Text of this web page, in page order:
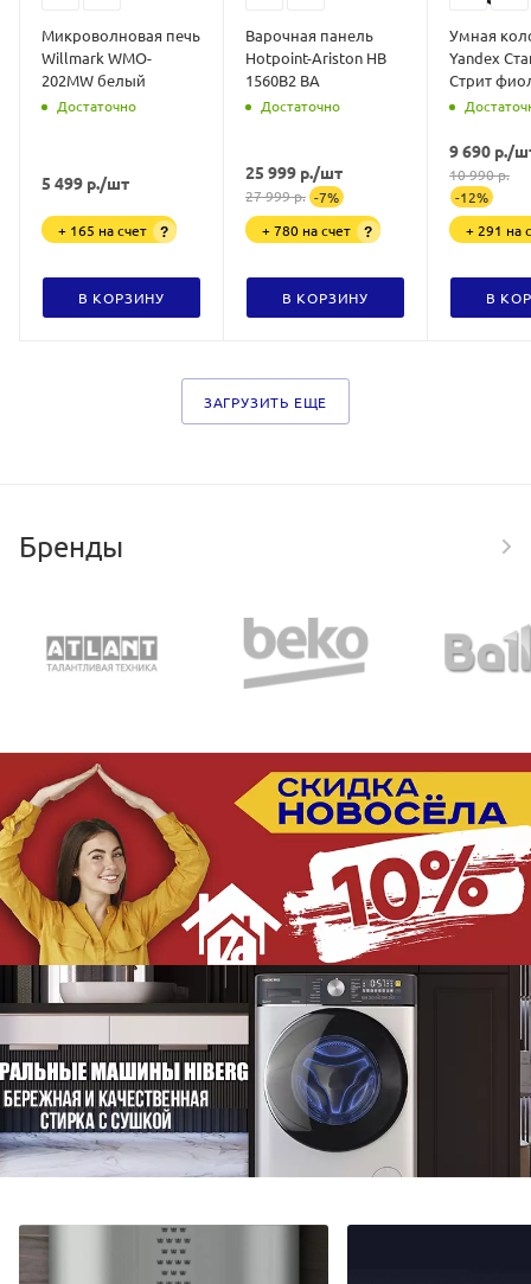
Микроволновая печь
Willmark WMO-
202MW белый
Достаточно
5 499 р./шт
+ 165 на счет ?
В КОРЗИНУ
Варочная панель
Hotpoint-Ariston HB
1560B2 BA
Достаточно
25 999 р./шт
27 999р. -7%
+ 780 на счет
?
В КОРЗИНУ
Умная
Yandex
Стрит
9 690 р./
10 990р.
-12%
+ 291 на
В
ЗАГРУЗИТЬ ЕЩЕ
Бренды